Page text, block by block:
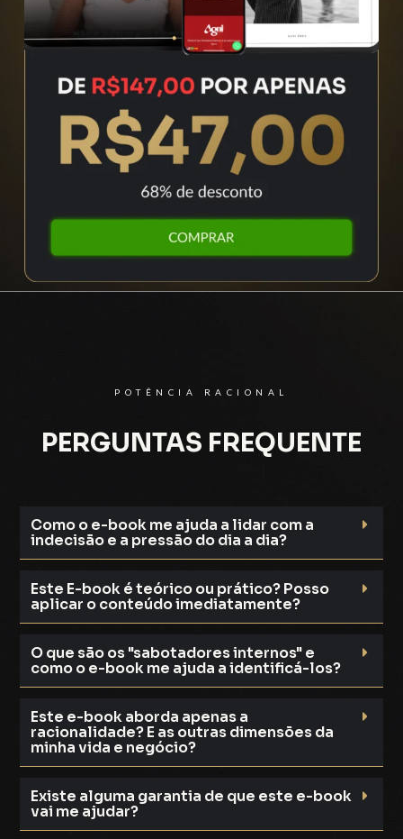
POTÊNCIA RACIONAL
PERGUNTAS FREQUENTE
Como o e-book me ajuda a lidar com a
indecisão e a pressão do dia a dia?
Este E-book é teórico ou prático? Posso
aplicar o conteúdo imediatamente?
O que são os "sabotadores internos" e
como o e-book me ajuda a identificá-los?
Este e-book aborda apenas a
racionalidade? E as outras dimensões da
minha vida e negócio?
Existe alguma garantia de que este e-book
vai me ajudar?